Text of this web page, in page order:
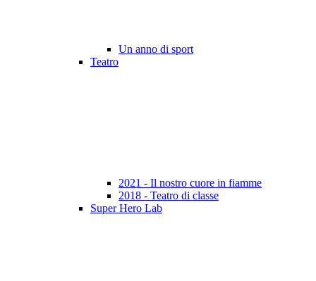
Un anno di sport
Teatro
2021 - Il nostro cuore in fiamme
2018 - Teatro di classe
Super Hero Lab